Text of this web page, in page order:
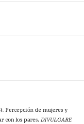
Percepción de mujeres y
con los pares. DIVULGARE